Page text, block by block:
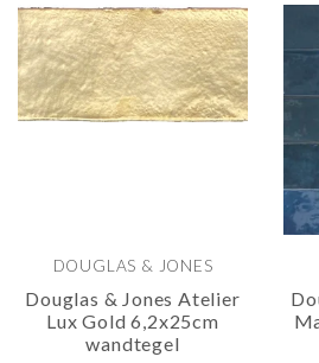
DOUGLAS & JONES
Douglas & Jones Atelier
Lux Gold 6,2x25cm
wandtegel